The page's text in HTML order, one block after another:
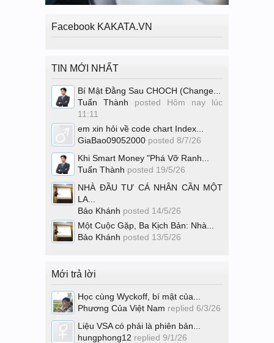
Facebook KAKATA.VN
TIN MỚI NHẤT
Bí Mật Đằng Sau CHOCH (Change...
Tuấn Thành posted Hôm nay lúc
11:11
em xin hỏi về code chart Index...
GiaBao09052000 posted 8/7/26
Khi Smart Money "Phá Vỡ Ranh...
Tuấn Thành posted 19/5/26
NHÀ ĐẦU TƯ CÁ NHÂN CẦN MỘT
LA...
Bảo Khánh posted 14/5/26
Một Cuộc Gặp, Ba Kịch Bản: Nhà...
Bảo Khánh posted 13/5/26
Mới trả lời
Học cùng Wyckoff, bí mật của...
Phương Của Việt Nam replied 6/3/26
Liệu VSA có phải là phiên bản...
hungphong12 replied 9/1/26